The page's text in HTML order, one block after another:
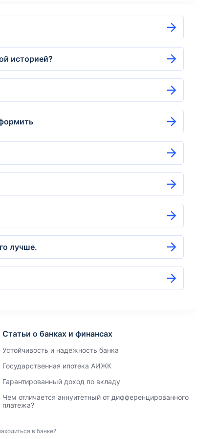
историей?
лучше.
Статьи о банках и финансах
Устойчивость и надежность банка
Государственная ипотека АИЖК
Гарантированный доход по вкладу
Чем отличается аннуитетный от дифференцированного
платежа?
в банке?